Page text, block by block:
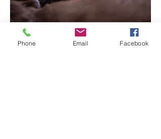
Phone Email Facebook